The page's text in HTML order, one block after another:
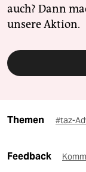
auch? Dann
unsere Aktion.
Themen #taz-
Feedback